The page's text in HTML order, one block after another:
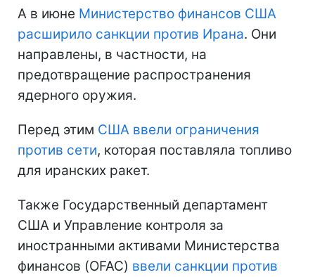
А в июне Министерство финансов США
расширило санкции против Ирана. Они
направлены, в частности, на
предотвращение распространения
ядерного оружия.
Перед этим США ввели ограничения
против сети, которая поставляла топливо
для иранских ракет.
Также Государственный департамент
США и Управление контроля за
иностранными активами Министерства
финансов (OFAC) ввели санкции против